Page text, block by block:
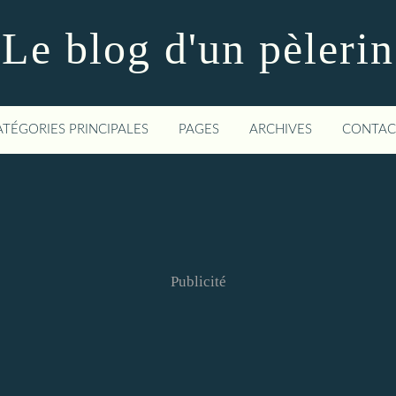
Le blog d'un pèlerin
PRINCIPALES PAGES ARCHIVES
Publicité